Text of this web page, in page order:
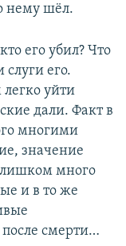
нему шёл.
его убил? Что
слуги его.
уйти
дали. Факт в
многими
значение
много
и в то же
после смерти…